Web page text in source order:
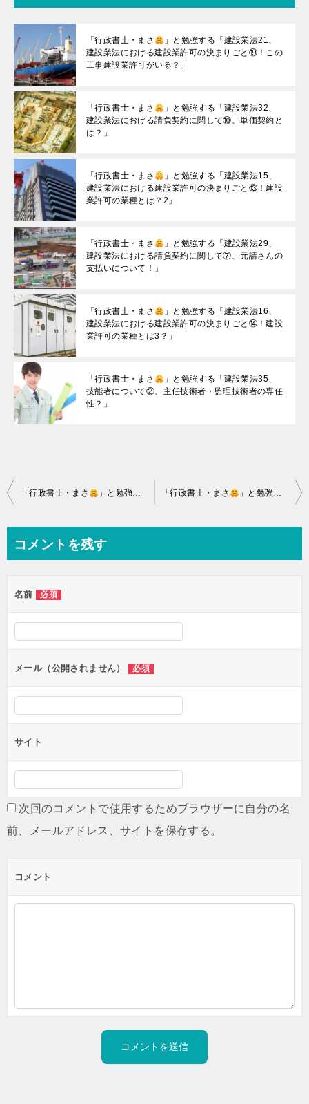
「行政書士・まさ
」と勉強する「建設業法21、
建設業法における建設業許可の決まりごと⑲！この
工事建設業許可がいる？」
「行政書士・まさ
」と勉強する「建設業法32、
建設業法における請負契約に関して⑩、単価契約と
は？」
「行政書士・まさ
」と勉強する「建設業法15、
建設業法における建設業許可の決まりごと⑬！建設
業許可の業種とは？2」
「行政書士・まさ
」と勉強する「建設業法29、
建設業法における請負契約に関して⑦、元請さんの
支払いについて！」
「行政書士・まさ
」と勉強する「建設業法16、
建設業法における建設業許可の決まりごと⑭！建設
業許可の業種とは3？」
「行政書士・まさ
」と勉強する「建設業法35、
技能者について②、主任技術者・監理技術者の専任
性？」
投
ビ
ー
シ
ョ
ン
「行政書士・まさ 」と勉強する「建設業法11、建設業者が必要な建設業許可以外の許認可について！」 「行政書士・まさ 」と勉強する「建設業法13、建設業法における建設業許可の決まりごと⑪！建設業許可の廃業と取消処分」
コメントを残す
名前 必須
メール（公開されません） 必須
サイト
次回のコメントで使用するためブラウザーに自分の名
前、メールアドレス、サイトを保存する。
コメント